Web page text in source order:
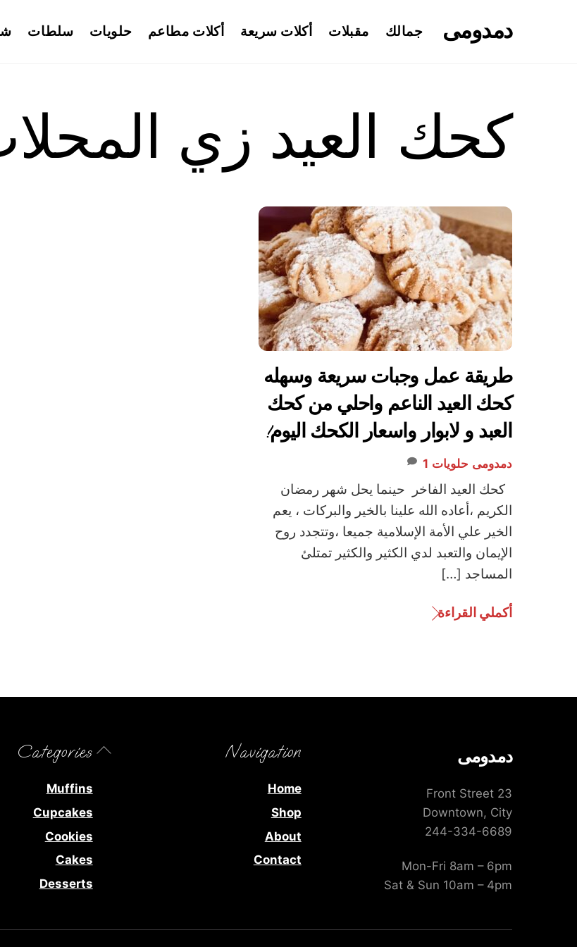
دمدومى جمالك مقبلات أكلات سريعة أكلات مطاعم حلويات سلطات
كحك العيد زي
طريقة عمل وجبات سريعة وسهله
كحك العيد الناعم واحلي من كحك
العبد و لابوار واسعار الكحك اليوم!
دمدومى حلويات 1
كحك العيد الفاخر حينما يحل شهر رمضان
الكريم ،أعاده الله علينا بالخير والبركات ، يعم
الخير علي الأمة الإسلامية جميعا ،وتتجدد روح
الإيمان والتعبد لدي الكثير والكثير تمتلئ
المساجد […]
أكملي القراءة
Back
Top
دمدومى
23 Front Street
Downtown, City
244-334-6689
Mon-Fri 8am – 6pm
Sat & Sun 10am – 4pm
Navigation
Home
Shop
About
Contact
Categories
Muffins
Cupcakes
Cookies
Cakes
Desserts